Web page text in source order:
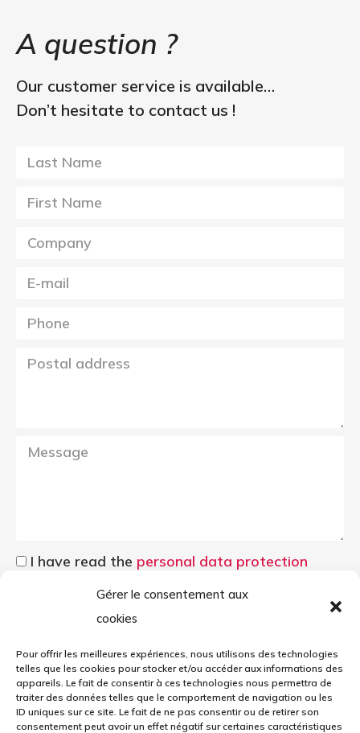
Gérer le consentement aux
cookies
Pour offrir les meilleures expériences, nous utilisons des technologies
telles que les cookies pour stocker et/ou accéder aux informations des
appareils. Le fait de consentir à ces technologies nous permettra de
traiter des données telles que le comportement de navigation ou les
ID uniques sur ce site. Le fait de ne pas consentir ou de retirer son
consentement peut avoir un effet négatif sur certaines caractéristiques
A question ?
Our customer service is available…
Don’t hesitate to contact us !
I have read the personal data protection
policy of CREA DIFFUSION
Envoyer